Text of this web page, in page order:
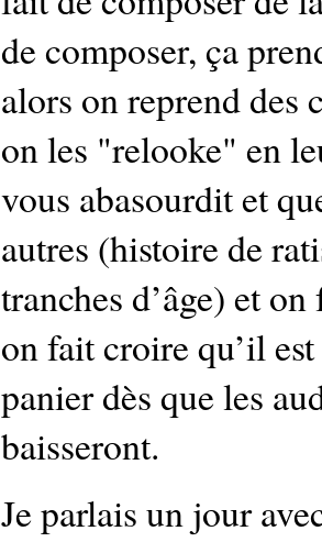
de composer, ça
alors on reprend des
on les "relooke" en
vous abasourdit et
autres (histoire de
tranches d’âge) et
on fait croire qu’il
panier dès que les
baisseront.
Je parlais un jour